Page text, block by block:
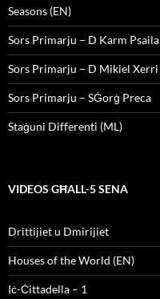
Seasons (EN)
Sors Primarju – D Karm Psaila
Sors Primarju – D Mikiel Xerri
Sors Primarju – SĠorġ Preca
Staġuni Differenti (ML)
VIDEOS GĦALL-5 SENA
Drittijiet u Dmirijiet
Houses of the World (EN)
Iċ-Ċittadella – 1